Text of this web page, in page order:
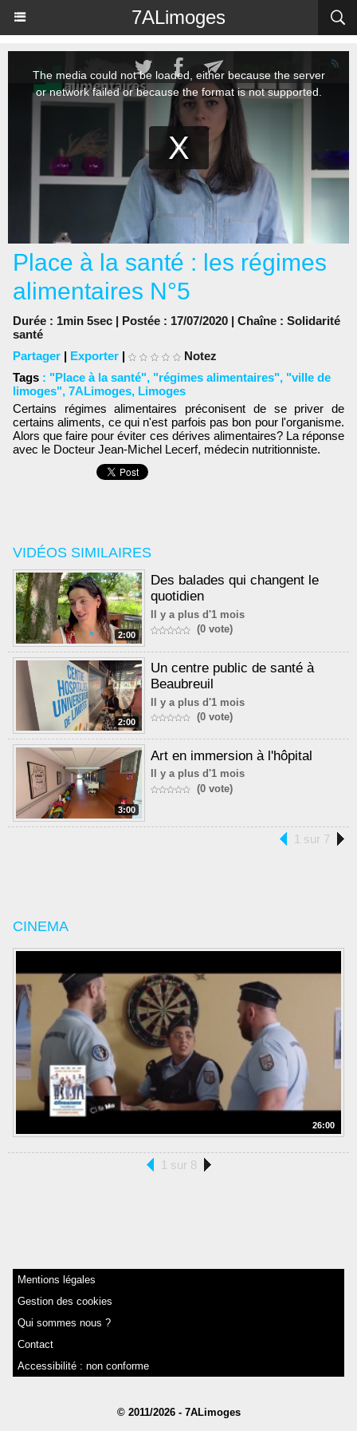
7ALimoges
VIDÉOS SIMILAIRES
2:00
Des balades qui changent le
quotidien
Il y a plus d'1 mois
(0 vote)
2:00
Un centre public de santé à
Beaubreuil
Il y a plus d'1 mois
(0 vote)
3:00
Art en immersion à l'hôpital
Il y a plus d'1 mois
(0 vote)
1 sur 7
CINEMA
26:00
1 sur 8
Place à la santé : les régimes
alimentaires N°5
Durée : 1min 5sec | Postée : 17/07/2020 | Chaîne : Solidarité
santé
Partager | Exporter |
Notez
Tags : "Place à la santé", "régimes alimentaires", "ville de
limoges", 7ALimoges, Limoges
Certains régimes alimentaires préconisent de se priver de
certains aliments, ce qui n'est parfois pas bon pour l'organisme.
Alors que faire pour éviter ces dérives alimentaires? La réponse
avec le Docteur Jean-Michel Lecerf, médecin nutritionniste.
Mentions légales
Gestion des cookies
Qui sommes nous ?
Contact
Accessibilité : non conforme
© 2011/2026 - 7ALimoges